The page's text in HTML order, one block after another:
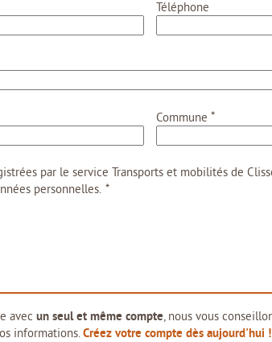
Téléphone
Commune *
par le service Transports et mobilités de
personnelles. *
avecun seul et même compte, nous vous
informations.Créez votre compte dès aujourd'hui !